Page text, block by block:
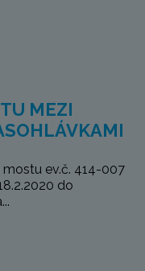
MEZI
mostu ev.č. 414-007
do